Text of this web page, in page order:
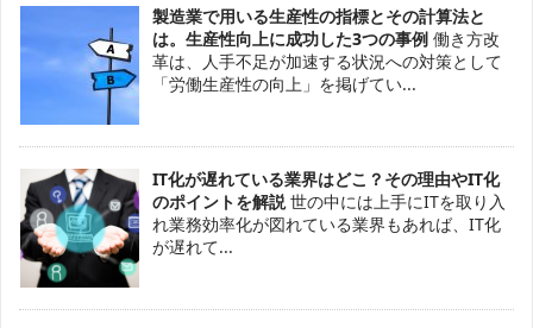
製造業で用いる生産性の指標とその計算法と
は。生産性向上に成功した3つの事例 働き方改
革は、人手不足が加速する状況への対策として
「労働生産性の向上」を掲げてい...
IT化が遅れている業界はどこ？その理由やIT化
のポイントを解説 世の中には上手にITを取り入
れ業務効率化が図れている業界もあれば、IT化
が遅れて...